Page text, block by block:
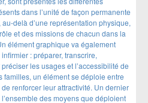
dans l’unité de façon permanente
delà d’une représentation physique,
et des missions de chacun dans la
élément graphique va également
: préparer, transcrire,
les usages et l’accessibilité de
un élément se déploie entre
renforcer leur attractivité. Un dernier
des moyens que déploient